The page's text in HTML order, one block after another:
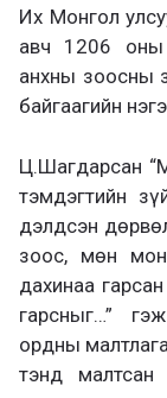
Их Монгол
авч 1206 оны
анхны зоосны
байгаагийн
Ц.Шагдарсан
тэмдэгтийн
дэлдсэн
зоос, мөн
дахинаа
гарсныг…”
ордны
тэнд малтсан